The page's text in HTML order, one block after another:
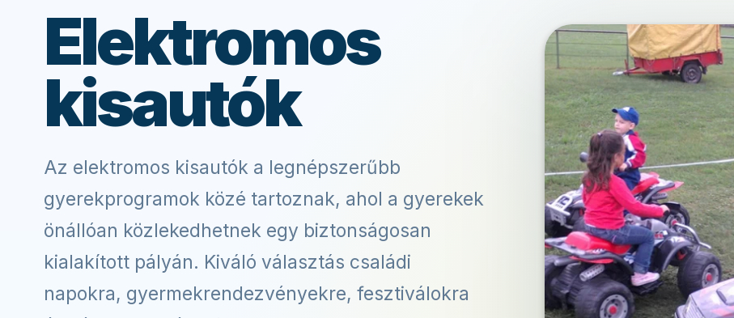
Elektromos
kisautók
Az elektromos kisautók a legnépszerűbb
gyerekprogramok közé tartoznak, ahol a gyerekek
önállóan közlekedhetnek egy biztonságosan
kialakított pályán. Kiváló választás családi
napokra, gyermekrendezvényekre, fesztiválokra